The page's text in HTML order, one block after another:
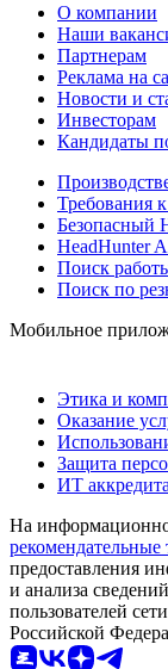
О компании
Наши
Партнерам
Реклама на
Новости и
Инвесторам
Кандидаты
Требования
Безопасный
HeadHunter
Поиск
Поиск по
Мобильное
Этика и
Оказание
Защита
ИТ
На
рекомендательные
предоставления
и анализа
пользователей
Российской